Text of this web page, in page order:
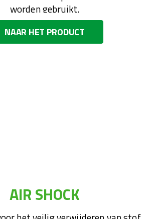
worden gebruikt.
NAAR HET PRODUCT
AIR SHOCK